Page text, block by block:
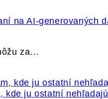
za…
kde ju ostatní nehľadajú